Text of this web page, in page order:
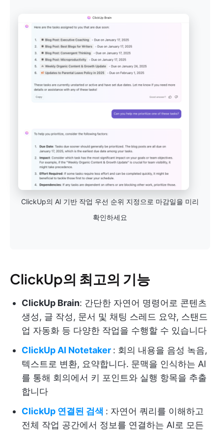
ClickUp의 AI 기반 작업 우선 순위 지정으로 마감일을 미리
확인하세요
ClickUp의 최고의 기능
ClickUp Brain: 간단한 자연어 명령어로 콘텐츠
생성, 글 작성, 문서 및 채팅 스레드 요약, 스탠드
업 자동화 등 다양한 작업을 수행할 수 있습니다
ClickUp AI Notetaker : 회의 내용을 음성 녹음,
텍스트로 변환, 요약합니다. 문맥을 인식하는 AI
를 통해 회의에서 키 포인트와 실행 항목을 추출
합니다
ClickUp 연결된 검색 : 자연어 쿼리를 이해하고
전체 작업 공간에서 정보를 연결하는 AI로 모든